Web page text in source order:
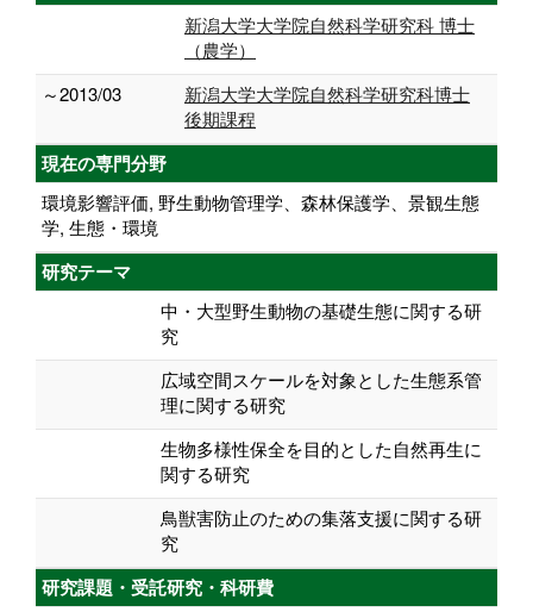
新潟大学大学院自然科学研究科 博士
（農学）
～2013/03
新潟大学大学院自然科学研究科博士
後期課程
現在の専門分野
環境影響評価, 野生動物管理学、森林保護学、景観生態
学, 生態・環境
研究テーマ
中・大型野生動物の基礎生態に関する研
究
広域空間スケールを対象とした生態系管
理に関する研究
生物多様性保全を目的とした自然再生に
関する研究
鳥獣害防止のための集落支援に関する研
究
研究課題・受託研究・科研費